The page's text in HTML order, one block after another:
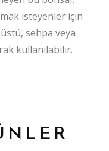
isteyenler için
sehpa veya
kullanılabilir.